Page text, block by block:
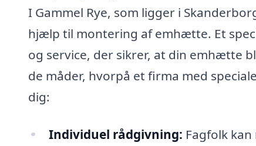
I Gammel Rye, som ligger i
hjælp til montering af emhætte. Et
og service, der sikrer, at din emhætte
de måder, hvorpå et firma med
dig:
Individuel rådgivning: Fagfolk